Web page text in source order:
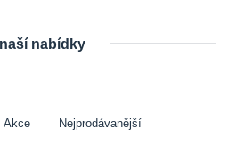
nabídky
Akce Nejprodávanější